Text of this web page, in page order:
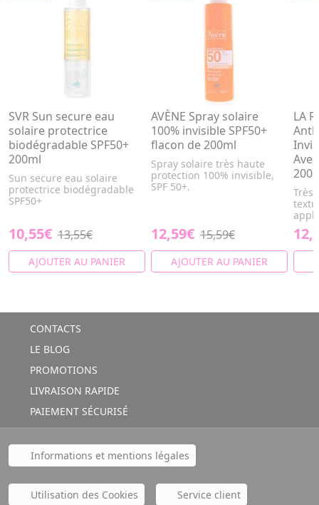
SVR Sun secure eau
solaire protectrice
biodégradable SPF50+
200ml
Sun secure eau solaire
protectrice biodégradable
SPF50+
10,55€ 13,55€
AJOUTER AU PANIER
AVÈNE Spray solaire
100% invisible SPF50+
flacon de 200ml
Spray solaire très haute
protection 100% invisible,
SPF 50+.
12,59€ 15,59€
AJOUTER AU PANIER
LA
Très
CONTACTS
LE BLOG
PROMOTIONS
LIVRAISON RAPIDE
PAIEMENT SÉCURISÉ
Informations et mentions légales
Utilisation des Cookies Service client